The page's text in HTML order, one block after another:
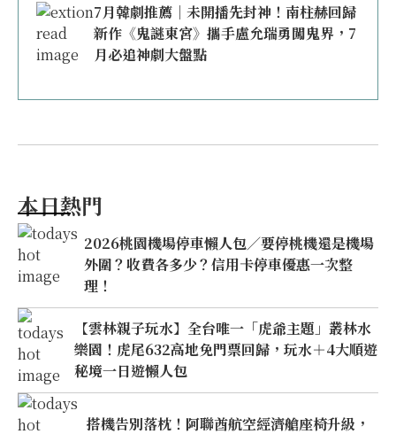
7月韓劇推薦｜未開播先封神！南柱赫回歸
新作《鬼謎東宮》攜手盧允瑞勇闖鬼界，7
月必追神劇大盤點
本日熱門
2026桃園機場停車懶人包／要停桃機還是機場
外圍？收費各多少？信用卡停車優惠一次整
理！
【雲林親子玩水】全台唯一「虎爺主題」叢林水
樂園！虎尾632高地免門票回歸，玩水＋4大順遊
秘境一日遊懶人包
搭機告別落枕！阿聯酋航空經濟艙座椅升級，